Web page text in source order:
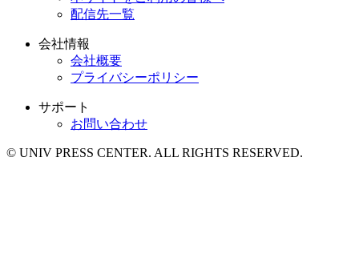
配信先一覧
会社情報
会社概要
プライバシーポリシー
サポート
お問い合わせ
© UNIV PRESS CENTER. ALL RIGHTS RESERVED.